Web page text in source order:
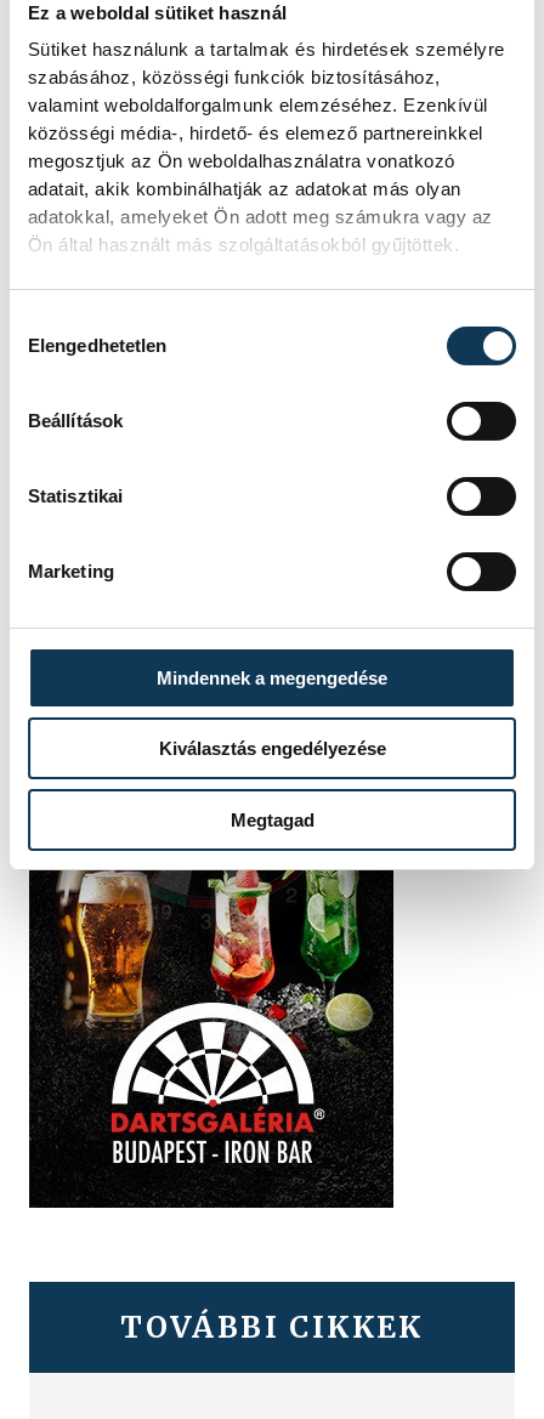
Ez a weboldal sütiket használ
Sütiket használunk a tartalmak és hirdetések személyre
szabásához, közösségi funkciók biztosításához,
valamint weboldalforgalmunk elemzéséhez. Ezenkívül
közösségi média-, hirdető- és elemező partnereinkkel
megosztjuk az Ön weboldalhasználatra vonatkozó
adatait, akik kombinálhatják az adatokat más olyan
adatokkal, amelyeket Ön adott meg számukra vagy az
Ön által használt más szolgáltatásokból gyűjtöttek.
Elengedhetetlen
Beállítások
Statisztikai
Marketing
Mindennek a megengedése
Kiválasztás engedélyezése
Megtagad
parasport
Ekler Luca
SZERZŐ
vehir.hu
TOVÁBBI CIKKEK